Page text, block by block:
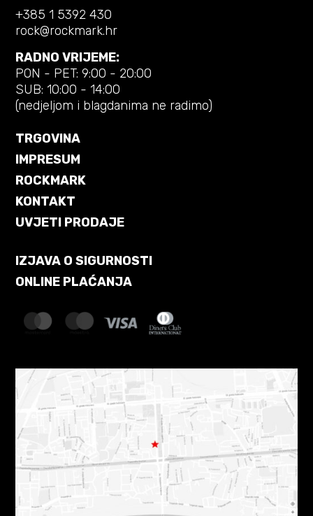
+385 1 5392 430
rock@rockmark.hr
RADNO VRIJEME:
PON - PET: 9:00 - 20:00
SUB: 10:00 - 14:00
(nedjeljom i blagdanima ne radimo)
TRGOVINA
IMPRESUM
ROCKMARK
KONTAKT
UVJETI PRODAJE
IZJAVA O SIGURNOSTI
ONLINE PLAĆANJA